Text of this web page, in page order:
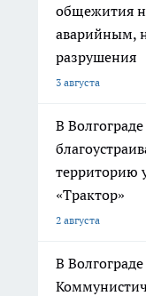
общежития
аварийным,
разрушения
3 августа
В Волгограде
территорию
«Трактор»
2 августа
В